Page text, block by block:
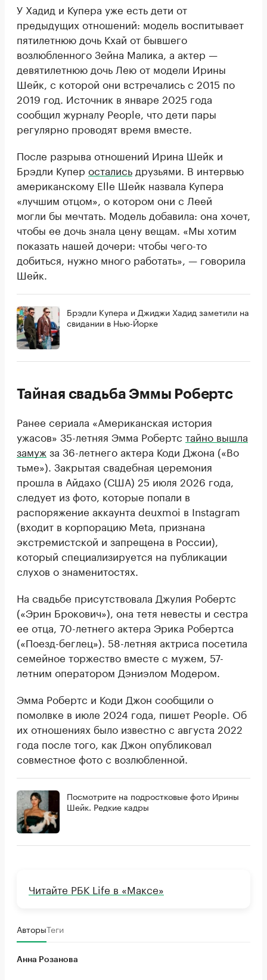
У Хадид и Купера уже есть дети от
предыдущих отношений: модель воспитывает
пятилетнюю дочь Кхай от бывшего
возлюбленного Зейна Малика, а актер —
девятилетнюю дочь Лею от модели Ирины
Шейк, с которой они встречались с 2015 по
2019 год. Источник в январе 2025 года
сообщил журналу People, что дети пары
регулярно проводят время вместе.
После разрыва отношений Ирина Шейк и
Брэдли Купер остались друзьями. В интервью
американскому Elle Шейк назвала Купера
«лучшим отцом», о котором они с Леей
могли бы мечтать. Модель добавила: она хочет,
чтобы ее дочь знала цену вещам. «Мы хотим
показать нашей дочери: чтобы чего-то
добиться, нужно много работать», — говорила
Шейк.
Брэдли Купера и Джиджи Хадид заметили на
свидании в Нью-Йорке
Тайная свадьба Эммы Робертс
Ранее сериала «Американская история
ужасов» 35-летняя Эмма Робертс тайно вышла
замужза 36-летнего актера Коди Джона («Во
тьме»). Закрытая свадебная церемония
прошла в Айдахо (США) 25 июля 2026 года,
следует из фото, которые попали в
распоряжение аккаунта deuxmoi в Instagram
(входит в корпорацию Meta, признана
экстремистской и запрещена в России),
который специализируется на публикации
слухов о знаменитостях.
На свадьбе присутствовала Джулия Робертс
(«Эрин Брокович»), она тетя невесты и сестра
ее отца, 70-летнего актера Эрика Робертса
(«Поезд-беглец»). 58-летняя актриса посетила
семейное торжество вместе с мужем, 57-
летним оператором Дэниэлом Модером.
Эмма Робертс и Коди Джон сообщили о
помолвке в июле 2024 года, пишет People. Об
их отношениях было известно с августа 2022
года после того, как Джон опубликовал
совместное фото с возлюбленной.
Посмотрите на подростковые фото Ирины
Шейк. Редкие кадры
Читайте РБК Life в «Максе»
АвторыТеги
Анна Розанова